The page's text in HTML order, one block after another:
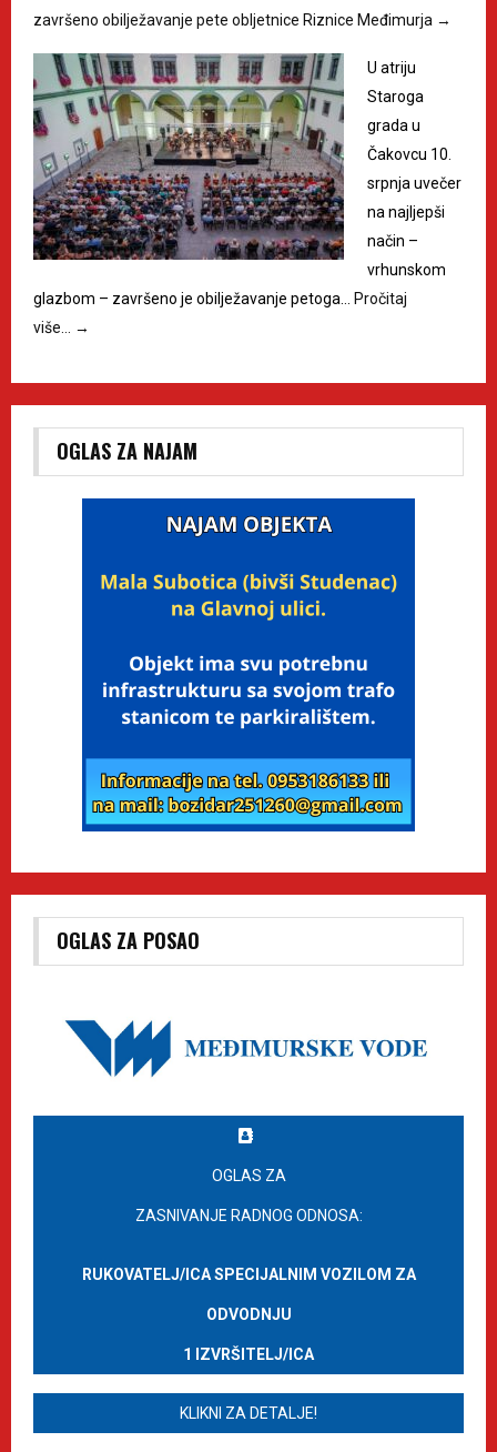
završeno obilježavanje pete obljetnice Riznice Međimurja →
U atriju
Staroga
grada u
Čakovcu 10.
srpnja uvečer
na najljepši
način –
vrhunskom
glazbom – završeno je obilježavanje petoga…
Pročitaj
više…
→
OGLAS ZA NAJAM
OGLAS ZA POSAO
OGLAS ZA
ZASNIVANJE RADNOG ODNOSA:
RUKOVATELJ/ICA SPECIJALNIM VOZILOM ZA
ODVODNJU
1 IZVRŠITELJ/ICA
KLIKNI ZA DETALJE!